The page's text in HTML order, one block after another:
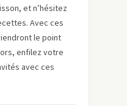
et n’hésitez
Avec ces
le point
enfilez votre
avec ces